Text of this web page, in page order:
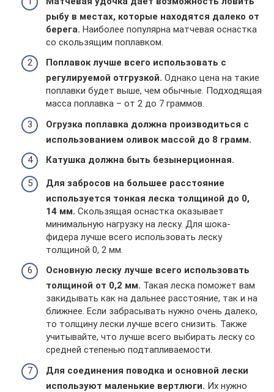
рыбу в местах, которые находятся далеко от
берега. Наиболее популярна матчевая оснастка
со скользящим поплавком.
Поплавок лучше всего использовать с
регулируемой отгрузкой. Однако цена на такие
поплавки будет выше, чем обычные. Подходящая
масса поплавка – от 2 до 7 граммов.
Огрузка поплавка должна производиться с
использованием оливок массой до 8 грамм.
Катушка должна быть безынерционная.
Для забросов на большее расстояние
используется тонкая леска толщиной до 0,
14 мм. Скользящая оснастка оказывает
минимальную нагрузку на леску. Для шока-
фидера лучше всего использовать леску
толщиной 0, 2 мм.
Основную леску лучше всего использовать
толщиной от 0,2 мм. Такая леска поможет вам
закидывать как на дальнее расстояние, так и на
ближнее. Если забрасывать нужно очень далеко,
то толщину лески лучше всего снизить. Также
учитывайте, что лучше всего выбирать леску со
средней степенью подтапливаемости.
Для соединения поводка и основной лески
используют маленькие вертлюги. Их нужно